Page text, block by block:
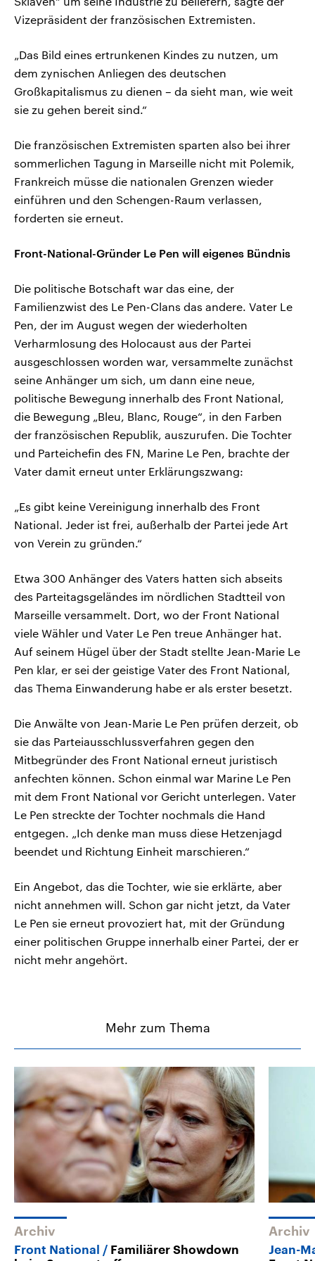
Vizepräsident der französischen Extremisten.
„Das Bild eines ertrunkenen Kindes zu nutzen, um
dem zynischen Anliegen des deutschen
Großkapitalismus zu dienen – da sieht man, wie weit
sie zu gehen bereit sind.“
Die französischen Extremisten sparten also bei ihrer
sommerlichen Tagung in Marseille nicht mit Polemik,
Frankreich müsse die nationalen Grenzen wieder
einführen und den Schengen-Raum verlassen,
forderten sie erneut.
Front-National-Gründer Le Pen will eigenes Bündnis
Die politische Botschaft war das eine, der
Familienzwist des Le Pen-Clans das andere. Vater Le
Pen, der im August wegen der wiederholten
Verharmlosung des Holocaust aus der Partei
ausgeschlossen worden war, versammelte zunächst
seine Anhänger um sich, um dann eine neue,
politische Bewegung innerhalb des Front National,
die Bewegung „Bleu, Blanc, Rouge“, in den Farben
der französischen Republik, auszurufen. Die Tochter
und Parteichefin des FN, Marine Le Pen, brachte der
Vater damit erneut unter Erklärungszwang:
„Es gibt keine Vereinigung innerhalb des Front
National. Jeder ist frei, außerhalb der Partei jede Art
von Verein zu gründen.“
Etwa 300 Anhänger des Vaters hatten sich abseits
des Parteitagsgeländes im nördlichen Stadtteil von
Marseille versammelt. Dort, wo der Front National
viele Wähler und Vater Le Pen treue Anhänger hat.
Auf seinem Hügel über der Stadt stellte Jean-Marie Le
Pen klar, er sei der geistige Vater des Front National,
das Thema Einwanderung habe er als erster besetzt.
Die Anwälte von Jean-Marie Le Pen prüfen derzeit, ob
sie das Parteiausschlussverfahren gegen den
Mitbegründer des Front National erneut juristisch
anfechten können. Schon einmal war Marine Le Pen
mit dem Front National vor Gericht unterlegen. Vater
Le Pen streckte der Tochter nochmals die Hand
entgegen. „Ich denke man muss diese Hetzenjagd
beendet und Richtung Einheit marschieren.“
Ein Angebot, das die Tochter, wie sie erklärte, aber
nicht annehmen will. Schon gar nicht jetzt, da Vater
Le Pen sie erneut provoziert hat, mit der Gründung
einer politischen Gruppe innerhalb einer Partei, der er
nicht mehr angehört.
Mehr zum Thema
Archiv
Front National
Familiärer Showdown
Archiv
Jean-